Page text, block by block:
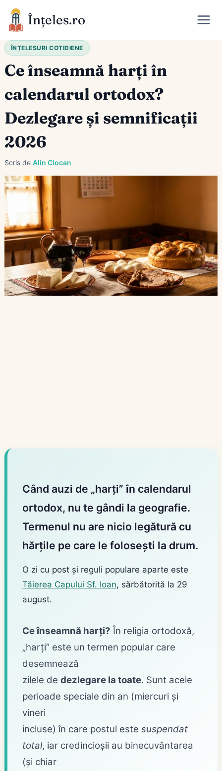
Skip
Înțeles.ro
ÎNȚELESURI COTIDIENE
Ce înseamnă harți în
calendarul ortodox?
Dezlegare și semnificații
2026
Scris de Alin Ciocan
Când auzi de „harți” în calendarul
ortodox, nu te gândi la geografie.
Termenul nu are nicio legătură cu
hărțile pe care le folosești la drum.
O zi cu post și reguli populare aparte este
Tăierea Capului Sf. Ioan, sărbătorită la 29
august.
Ce înseamnă harți? În religia ortodoxă,
„harți” este un termen popular care
desemnează
zilele de dezlegare la toate. Sunt acele
perioade speciale din an (miercuri și
vineri
incluse) în care postul este suspendat
total, iar credincioșii au binecuvântarea
(și chiar